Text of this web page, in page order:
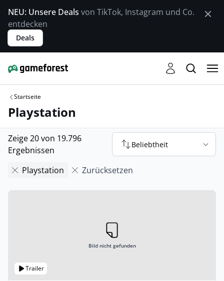
NEU: Unsere Deals von TikTok, Instagram und Co.
entdecken
Deals
Startseite
Playstation
Zeige 20 von 19.796
Ergebnissen
Beliebtheit
Playstation Zurücksetzen
Trailer
Bild nicht gefunden